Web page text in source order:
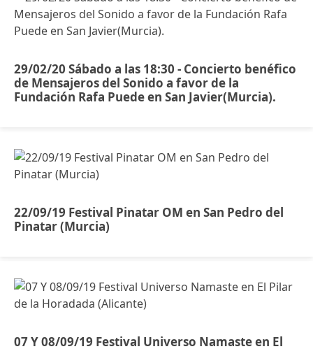
29/02/20 Sábado a las 18:30 - Concierto benéfico
de Mensajeros del Sonido a favor de la
Fundación Rafa Puede en San Javier(Murcia).
22/09/19 Festival Pinatar OM en San Pedro del
Pinatar (Murcia)
07 Y 08/09/19 Festival Universo Namaste en El